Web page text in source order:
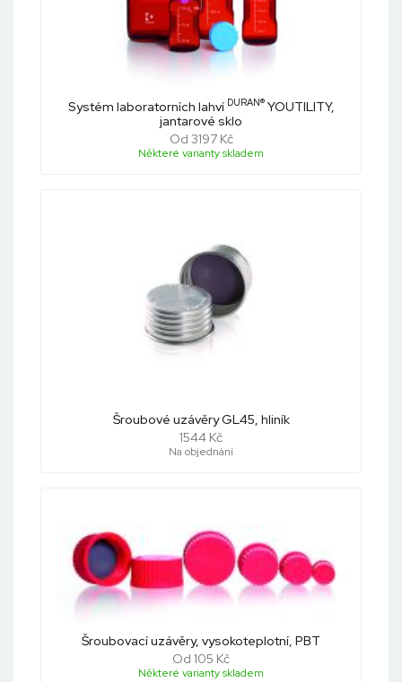
Systém laboratorních lahví DURAN®YOUTILITY,
jantarové sklo
Od 3197 Kč
Některé varianty skladem
Šroubové uzávěry GL45, hliník
1544 Kč
Na objednání
Šroubovací uzávěry, vysokoteplotní, PBT
Od 105 Kč
Některé varianty skladem